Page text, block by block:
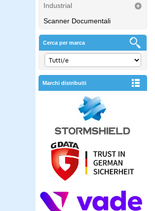
Industrial
Scanner Documentali
Cerca per marca
Marchi distribuiti